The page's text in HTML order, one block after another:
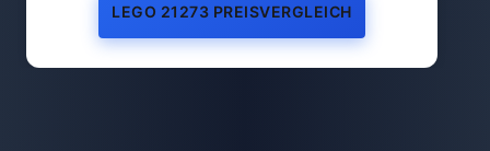
LEGO 21273 PREISVERGLEICH